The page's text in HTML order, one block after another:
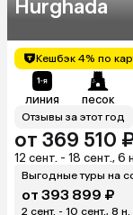
Hurghada
Кешбэк 4% по
линия песок
Отзывы за этот год
от 369 510
12 сент. - 18 сент., 6
Выгодные туры на
от 393 899 ₽
2 сент. - 10 сент., 8 н.